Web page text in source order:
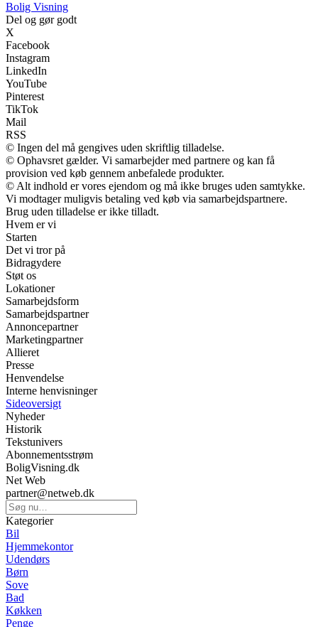
Bolig Visning
Del og gør godt
X
Facebook
Instagram
LinkedIn
YouTube
Pinterest
TikTok
Mail
RSS
© Ingen del må gengives uden skriftlig tilladelse.
© Ophavsret gælder. Vi samarbejder med partnere og kan få
provision ved køb gennem anbefalede produkter.
© Alt indhold er vores ejendom og må ikke bruges uden samtykke.
Vi modtager muligvis betaling ved køb via samarbejdspartnere.
Brug uden tilladelse er ikke tilladt.
Hvem er vi
Starten
Det vi tror på
Bidragydere
Støt os
Lokationer
Samarbejdsform
Samarbejdspartner
Annoncepartner
Marketingpartner
Allieret
Presse
Henvendelse
Interne henvisninger
Sideoversigt
Nyheder
Historik
Tekstunivers
Abonnementsstrøm
BoligVisning.dk
Net Web
partner@netweb.dk
Kategorier
Bil
Hjemmekontor
Udendørs
Børn
Sove
Bad
Køkken
Penge